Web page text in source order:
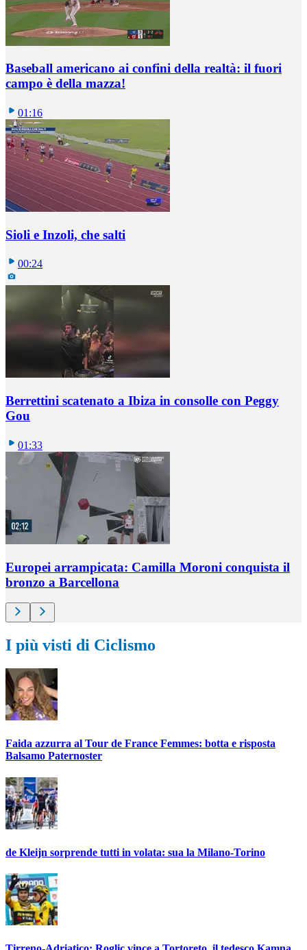
Baseball americano ai confini della realtà: il fuori
campo è della mazza!
01:16
Sioli e Inzoli, che salti
00:24
Berrettini scatenato a Ibiza in consolle con Peggy
Gou
01:33
Europei arrampicata: Camilla Moroni conquista il
bronzo a Barcellona
I più visti di Ciclismo
Faida azzurra al Tour de France Femmes: botta e risposta
Balsamo Paternoster
de Kleijn sorprende tutti in volata: sua la Milano-Torino